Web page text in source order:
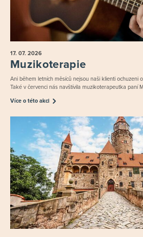
17. 07. 2026
Muzikoterapie
Ani během letních měsíců nejsou naši klienti ochuzeni
Také v červenci nás navštívila muzikoterapeutka paní
Více o této akci